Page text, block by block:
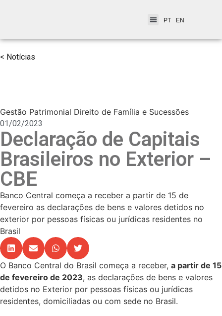
PT EN
< Notícias
Gestão Patrimonial Direito de Família e Sucessões
01/02/2023
Declaração de Capitais
Brasileiros no Exterior –
CBE
Banco Central começa a receber a partir de 15 de
fevereiro as declarações de bens e valores detidos no
exterior por pessoas físicas ou jurídicas residentes no
Brasil
O Banco Central do Brasil começa a receber, a partir de 15
de fevereiro de 2023, as declarações de bens e valores
detidos no Exterior por pessoas físicas ou jurídicas
residentes, domiciliadas ou com sede no Brasil.